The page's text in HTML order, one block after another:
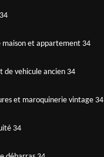
maison et appartement 34
de vehicule ancien 34
et maroquinerie vintage 34
34